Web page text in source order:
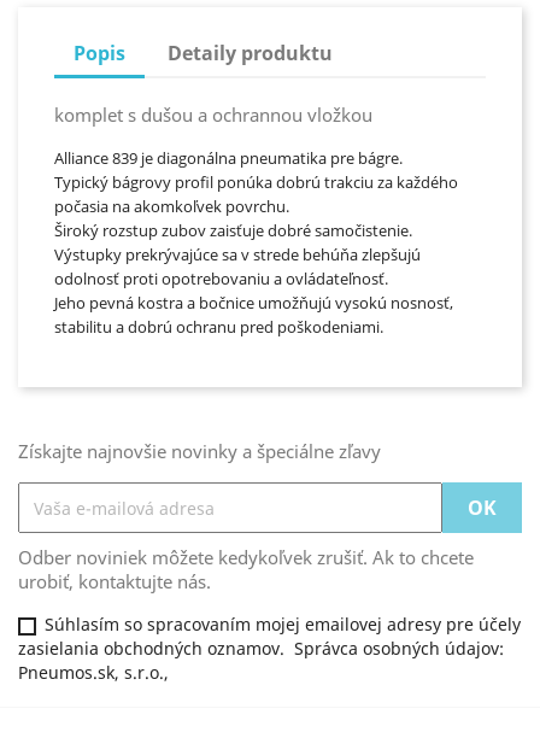
Popis Detaily produktu
komplet s dušou a ochrannou vložkou
Alliance 839 je diagonálna pneumatika pre bágre.
Typický bágrovy profil ponúka dobrú trakciu za každého
počasia na akomkoľvek povrchu.
Široký rozstup zubov zaisťuje dobré samočistenie.
Výstupky prekrývajúce sa v strede behúňa zlepšujú
odolnosť proti opotrebovaniu a ovládateľnosť.
Jeho pevná kostra a bočnice umožňujú vysokú nosnosť,
stabilitu a dobrú ochranu pred poškodeniami.
Získajte najnovšie novinky a špeciálne zľavy
Odber noviniek môžete kedykoľvek zrušiť. Ak to chcete
urobiť, kontaktujte nás.
Súhlasím so spracovaním mojej emailovej adresy pre účely
zasielania obchodných oznamov. Správca osobných údajov:
Pneumos.sk, s.r.o.,